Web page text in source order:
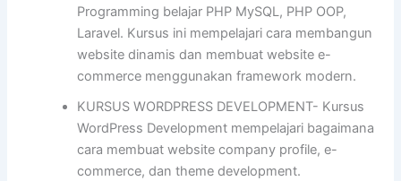
Programming belajar PHP MySQL, PHP OOP,
Laravel. Kursus ini mempelajari cara membangun
website dinamis dan membuat website e-
commerce menggunakan framework modern.
KURSUS WORDPRESS DEVELOPMENT- Kursus
WordPress Development mempelajari bagaimana
cara membuat website company profile, e-
commerce, dan theme development.